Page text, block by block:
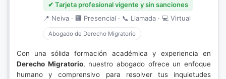
✔ Tarjeta profesional vigente y sin sanciones
📍 Neiva · 🏢 Presencial · 📞 Llamada · 💻 Virtual
Abogado de Derecho Migratorio
Con una sólida formación académica y experiencia en
Derecho Migratorio, nuestro abogado ofrece un enfoque
humano y comprensivo para resolver tus inquietudes